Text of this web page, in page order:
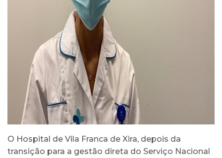
O Hospital de Vila Franca de Xira, depois da
transição para a gestão direta do Serviço Nacional